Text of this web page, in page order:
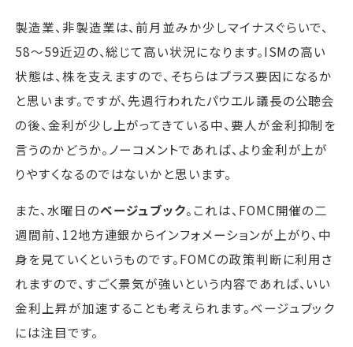
製造業、非製造業は、前月並みか少しマイナスぐらいで、
58～59近辺の、総じて高い状況になります。ISMの高い
状態は、株を支えますので、そちらはプラス要因になるか
と思います。ですが、先週行われたパウエル議長の公聴会
の後、金利が少し上がってきている中、要人が金利抑制を
言うのかどうか。ノーコメントであれば、より金利が上が
りやすくなるのではないかと思います。
また、水曜日のベージュブック。これは、FOMC開催の二
週間前、12地方連銀からインフォメーションが上がり、中
身を見ていくというものです。FOMCの政策判断に利用さ
れますので、すごく景気が強いという内容であれば、いい
金利上昇が加速することも考えられます。ベージュブック
には注目です。